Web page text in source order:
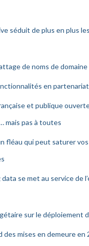
séduit de plus en plus
de noms de
en partenariat
et publique
mais pas à toutes
fléau qui peut saturer
se met au service de
sur le déploiement
des mises en demeure en